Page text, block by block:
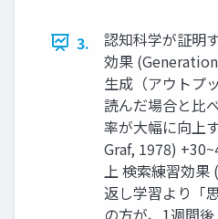
3.
認知科学が証明
効果
生成（アウトプ
読んだ場合と比
率が大幅に向上
Graf, 1978)
上 検索練習効
返し学習より「
の方が、1週間